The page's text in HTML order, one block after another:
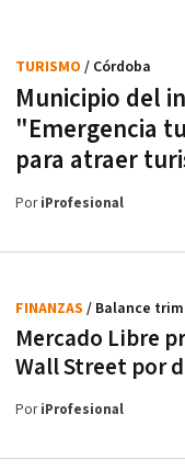
Municipio del
"Emergencia
para atraer
TURISMO / Córdoba
PoriProfesional
Mercado Libre
Wall Street por
FINANZAS / Balance
PoriProfesional